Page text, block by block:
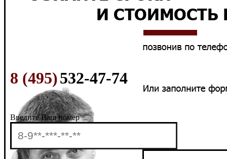
8 (495)532-47-74
Введите Ваш номер